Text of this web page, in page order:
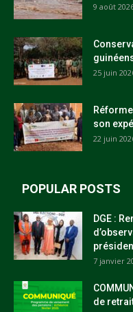
9 août
25 juin
son
22 juin
POPULAR POSTS
DGE :
7 janvier
de